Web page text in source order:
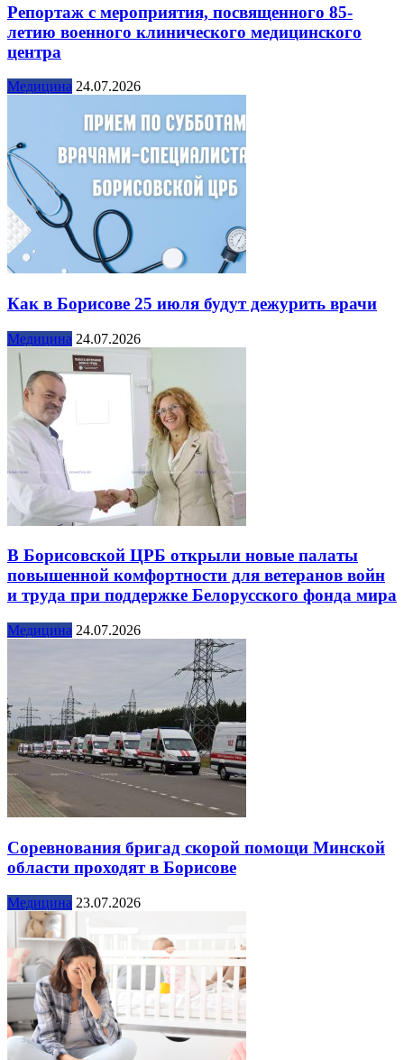
Репортаж с мероприятия, посвященного 85-
летию военного клинического медицинского
центра
Медицина 24.07.2026
Как в Борисове 25 июля будут дежурить врачи
Медицина 24.07.2026
В Борисовской ЦРБ открыли новые палаты
повышенной комфортности для ветеранов войн
и труда при поддержке Белорусского фонда мира
Медицина 24.07.2026
Соревнования бригад скорой помощи Минской
области проходят в Борисове
Медицина 23.07.2026